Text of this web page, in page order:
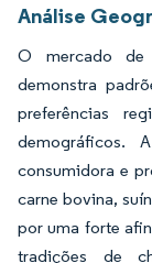
Análise
O mercado de
demonstra
preferências
demográficos.
consumidora e
carne bovina,
por uma forte
tradições de